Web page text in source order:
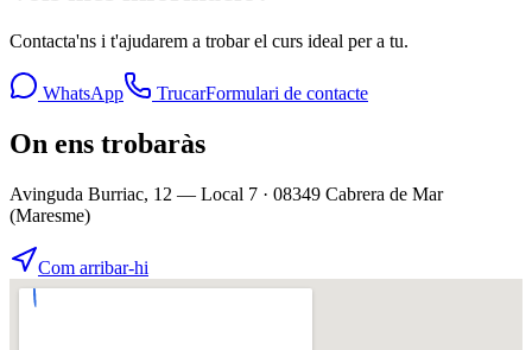
Contacta'ns i t'ajudarem a trobar el curs ideal per a tu.
WhatsApp TrucarFormulari de contacte
On ens trobaràs
Avinguda Burriac, 12 — Local 7 · 08349 Cabrera de Mar
(Maresme)
Com arribar-hi